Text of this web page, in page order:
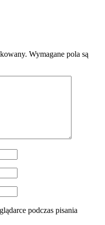
Wymagane pola są
podczas pisania